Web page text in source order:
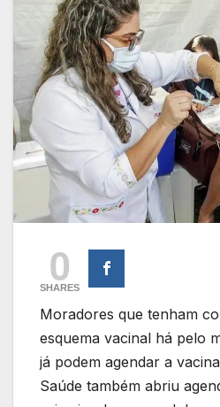
0
SHARES
Moradores que tenham
esquema vacinal há pelo
já podem agendar a
Saúde também abriu